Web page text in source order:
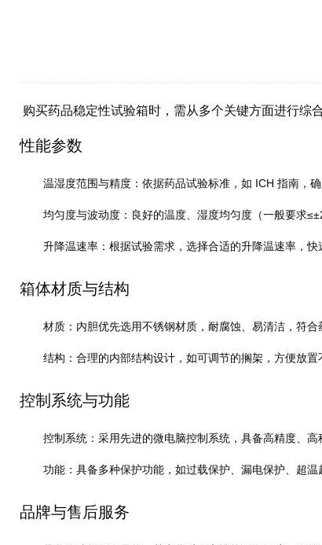
购买药品稳定性试验箱时，需从多个关键方面进行综
性能参数
温湿度范围与精度 ：依据药品试验标准，如 ICH 指南
均匀度与波动度 ：良好的温度、湿度均匀度（一般要求
升降温速率 ：根据试验需求，选择合适的升降温速率，
箱体材质与结构
材质 ：内胆优先选用不锈钢材质，耐腐蚀、易清洁，符
结构 ：合理的内部结构设计，如可调节的搁架，方便放
控制系统与功能
控制系统 ：采用先进的微电脑控制系统，具备高精度、
功能 ：具备多种保护功能，如过载保护、漏电保护、超
品牌与售后服务